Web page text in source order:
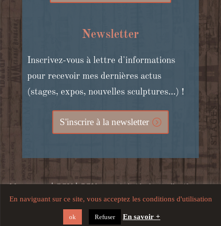
Newsletter
Inscrivez-vous à lettre d'informations
pour recevoir mes dernières actus
(stages, expos, nouvelles sculptures...) !
S'inscrire à la newsletter
Mon compte|CGV|CGV stages individuels et collectifs, cours
en ligne et bons cadeaux|Mentions légales, crédits, confidentialité
et utilisation du site
En naviguant sur ce site, vous acceptez les conditions d'utilisation
ok Refuser En savoir +